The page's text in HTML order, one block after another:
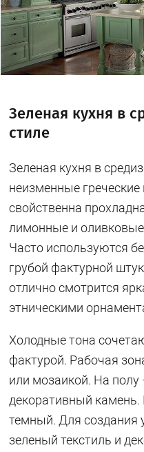
Зеленая кухня в
стиле
Зеленая кухня в
неизменные
свойственна
лимонные и оливковые
Часто используются
грубой фактурной
отлично смотрится
этническими
Холодные тона
фактурой. Рабочая
или мозаикой. На
декоративный
темный. Для создания
зеленый текстиль и